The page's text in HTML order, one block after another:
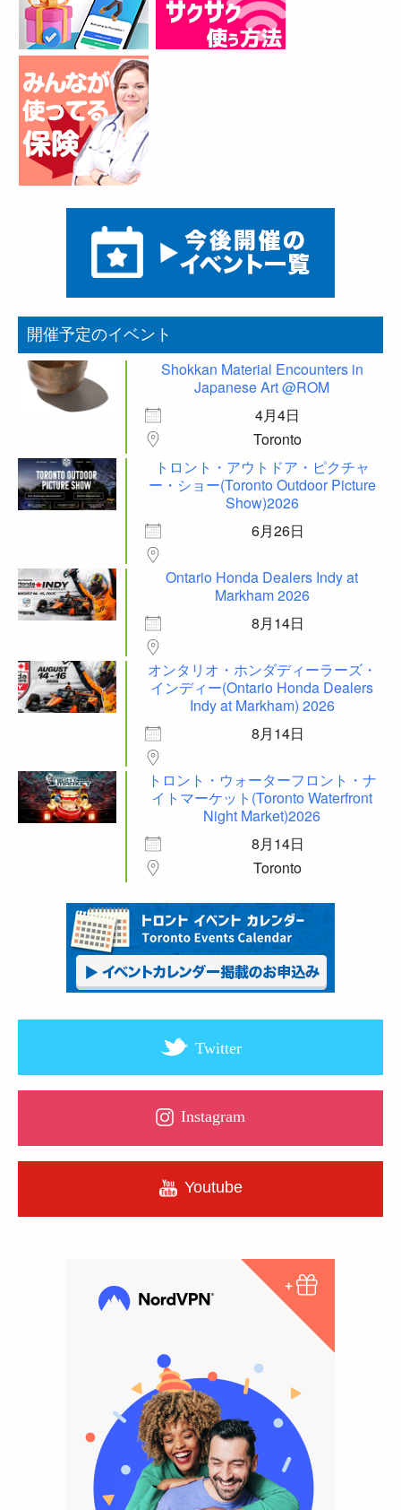
開催予定のイベント
Shokkan Material Encounters in
Japanese Art @ROM
4月4日
Toronto
トロント・アウトドア・ピクチャ
ー・ショー(Toronto Outdoor Picture
Show)2026
6月26日
Ontario Honda Dealers Indy at
Markham 2026
8月14日
オンタリオ・ホンダディーラーズ・
インディー(Ontario Honda Dealers
Indy at Markham) 2026
8月14日
トロント・ウォーターフロント・ナ
イトマーケット(Toronto Waterfront
Night Market)2026
8月14日
Toronto
Twitter
Instagram
Youtube